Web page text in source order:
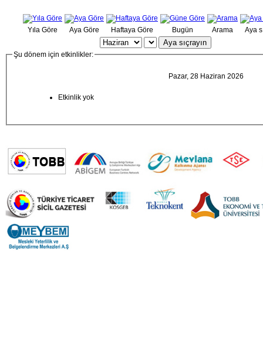
Yıla Göre Aya Göre Haftaya Göre Bugün Arama Aya
Aya sıçrayın
Şu dönem için etkinlikler:
Pazar, 28 Haziran 2026
Etkinlik yok